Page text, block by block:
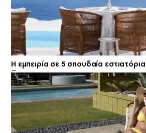
Η εμπειρία σε 5 σπουδαία